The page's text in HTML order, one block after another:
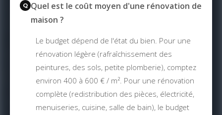
Quel est le coût moyen d'une rénovation de
maison ?
Le budget dépend de l'état du bien. Pour une
rénovation légère (rafraîchissement des
peintures, des sols, petite plomberie), comptez
environ 400 à 600 € / m². Pour une rénovation
complète (redistribution des pièces, électricité,
menuiseries, cuisine, salle de bain), le budget